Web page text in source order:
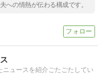
への情熱が伝わる構成です。
ュースを紹介ごたごたしてい